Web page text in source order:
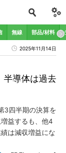
無線 部品/材料
2025年11月14日
半導体は過去
3四半期の決算を
益するも、他4
は減収増益にな